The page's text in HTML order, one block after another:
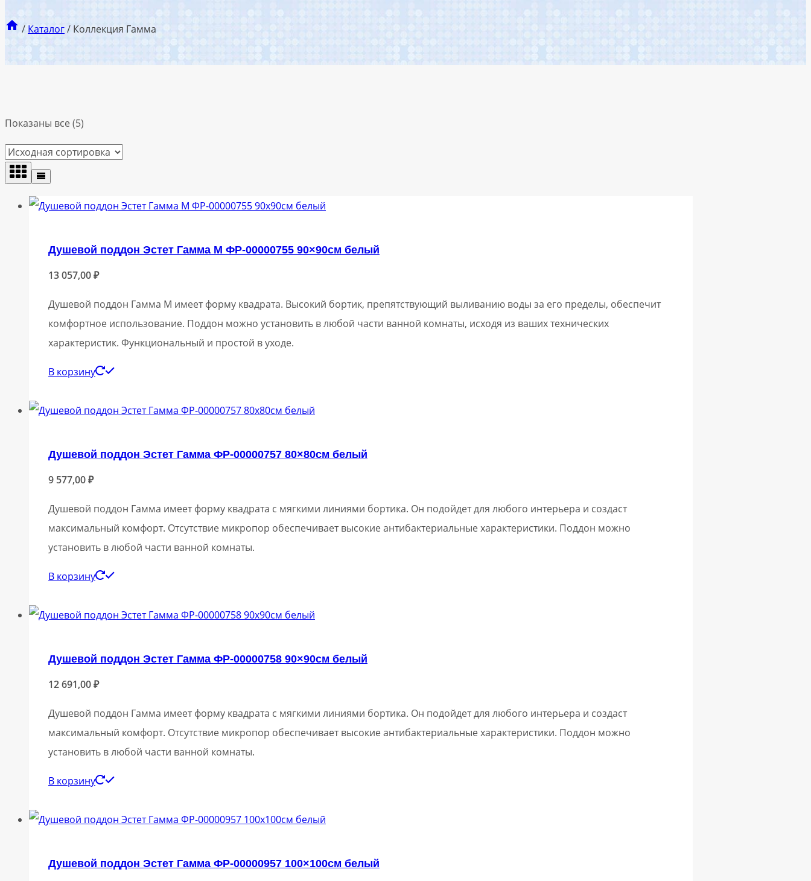
/ Каталог/ Коллекция Гамма
Показаны все (5)
Душевой поддон Эстет Гамма М ФР-00000755 90×90см белый
13 057,00₽
Душевой поддон Гамма М имеет форму квадрата. Высокий бортик, препятствующий выливанию воды за его пределы, обеспечит
комфортное использование. Поддон можно установить в любой части ванной комнаты, исходя из ваших технических
характеристик. Функциональный и простой в уходе.
В корзину
Душевой поддон Эстет Гамма ФР-00000757 80×80см белый
9 577,00₽
Душевой поддон Гамма имеет форму квадрата с мягкими линиями бортика. Он подойдет для любого интерьера и создаст
максимальный комфорт. Отсутствие микропор обеспечивает высокие антибактериальные характеристики. Поддон можно
установить в любой части ванной комнаты.
В корзину
Душевой поддон Эстет Гамма ФР-00000758 90×90см белый
12 691,00₽
Душевой поддон Гамма имеет форму квадрата с мягкими линиями бортика. Он подойдет для любого интерьера и создаст
максимальный комфорт. Отсутствие микропор обеспечивает высокие антибактериальные характеристики. Поддон можно
установить в любой части ванной комнаты.
В корзину
Душевой поддон Эстет Гамма ФР-00000957 100×100см белый